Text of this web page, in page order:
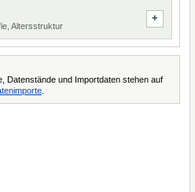
Altersstruktur
Datenstände und Importdaten stehen auf